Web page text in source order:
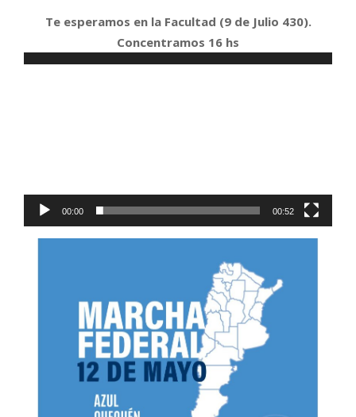
Te esperamos en la Facultad (9 de Julio 430).
Concentramos 16 hs
Reproductor
00:00 00:52